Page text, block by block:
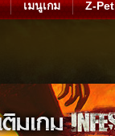
เมนูเกม Z-Pet